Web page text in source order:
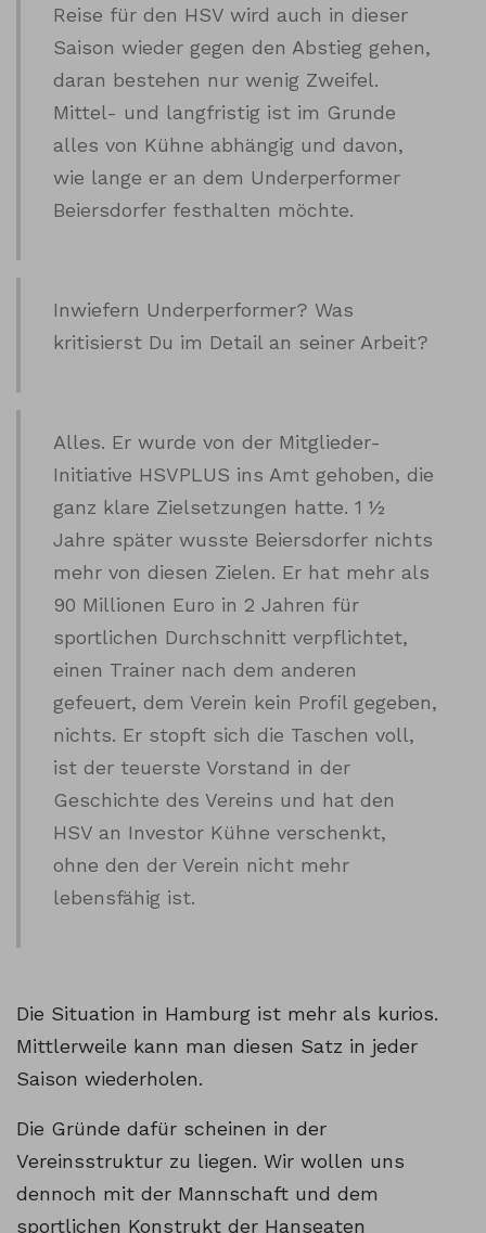
Reise für den HSV wird auch in dieser
Saison wieder gegen den Abstieg gehen,
daran bestehen nur wenig Zweifel.
Mittel- und langfristig ist im Grunde
alles von Kühne abhängig und davon,
wie lange er an dem Underperformer
Beiersdorfer festhalten möchte.
Inwiefern Underperformer? Was
kritisierst Du im Detail an seiner Arbeit?
Alles. Er wurde von der Mitglieder-
Initiative HSVPLUS ins Amt gehoben, die
ganz klare Zielsetzungen hatte. 1 ½
Jahre später wusste Beiersdorfer nichts
mehr von diesen Zielen. Er hat mehr als
90 Millionen Euro in 2 Jahren für
sportlichen Durchschnitt verpflichtet,
einen Trainer nach dem anderen
gefeuert, dem Verein kein Profil gegeben,
nichts. Er stopft sich die Taschen voll,
ist der teuerste Vorstand in der
Geschichte des Vereins und hat den
HSV an Investor Kühne verschenkt,
ohne den der Verein nicht mehr
lebensfähig ist.
Die Situation in Hamburg ist mehr als kurios.
Mittlerweile kann man diesen Satz in jeder
Saison wiederholen.
Die Gründe dafür scheinen in der
Vereinsstruktur zu liegen. Wir wollen uns
dennoch mit der Mannschaft und dem
sportlichen Konstrukt der Hanseaten